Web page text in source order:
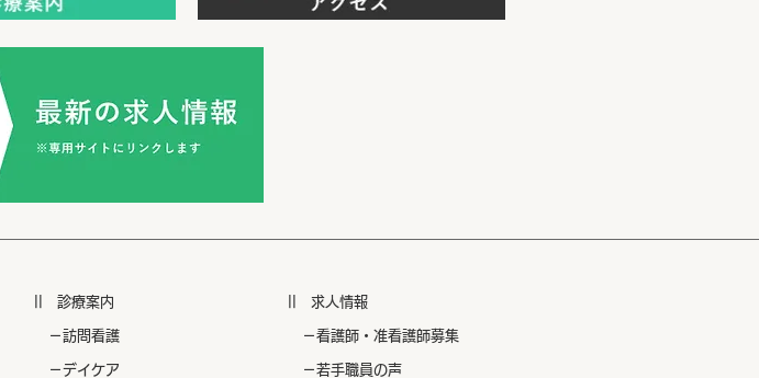
|| ​診療案内
​ －訪問看護
​ －デイケア
|| 求人情報
​ －看護師・准看護師募集
​ －若手職員の声